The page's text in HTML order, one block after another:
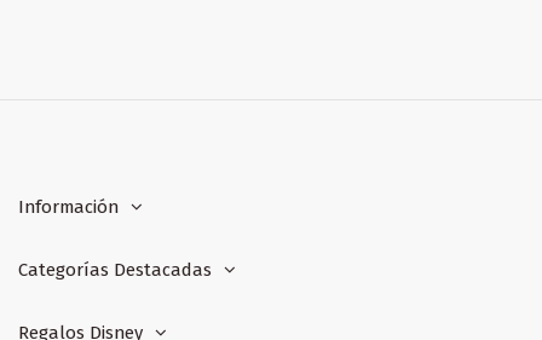
Información
Categorías Destacadas
Regalos Disney